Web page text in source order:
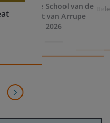
De Hoge School van de
Jezuïet van Arrupe
2026